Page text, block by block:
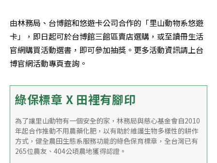
由林務局、台博館和悠遊卡公司合作的「里山動物系悠遊
卡」，即日起可於台博館三館區賣店選購，或至讀冊生活
官網購買活動選書，即可參加抽獎。更多活動資訊請上台
博官網活動專頁查詢。
綠保標章 X 田裡有腳印
為了讓里山動物有一個安全的家，林務局與慈心基金會自2010
年起合作推動不用農藥化肥，以有助於維護生物多樣性的耕作
方式，健全農田生態系服務功能的綠色保育標章，全台灣已有
265位農友、404公頃農地獲得認證。